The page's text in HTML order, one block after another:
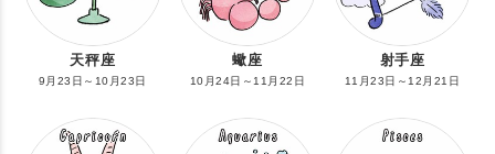
天秤座
9月23日～10月23日
蠍座
10月24日～11月22日
射手座
11月23日～12月21日